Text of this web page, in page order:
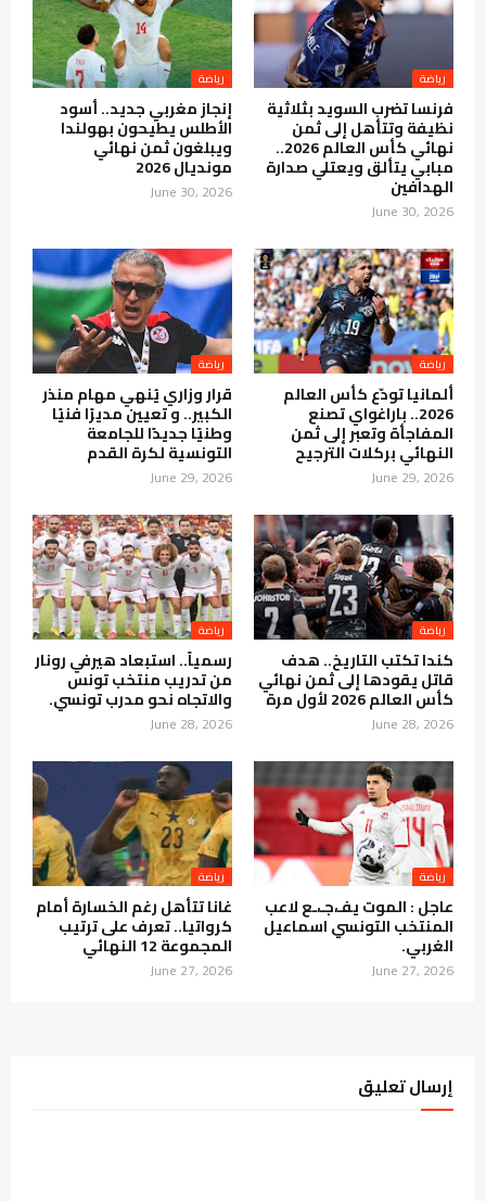
رياضة
فرنسا تضرب السويد بثلاثية
نظيفة وتتأهل إلى ثمن
نهائي كأس العالم 2026..
مبابي يتألق ويعتلي صدارة
الهدافين
June 30, 2026
رياضة
إنجاز مغربي جديد.. أسود
الأطلس يطيحون بهولندا
ويبلغون ثمن نهائي
مونديال 2026
June 30, 2026
رياضة
ألمانيا تودّع كأس العالم
2026.. باراغواي تصنع
المفاجأة وتعبر إلى ثمن
النهائي بركلات الترجيح
June 29, 2026
رياضة
قرار وزاري يُنهي مهام منذر
الكبير.. و تعيين مديرًا فنيًا
وطنيًا جديدًا للجامعة
التونسية لكرة القدم
June 29, 2026
رياضة
كندا تكتب التاريخ.. هدف
قاتل يقودها إلى ثمن نهائي
كأس العالم 2026 لأول مرة
June 28, 2026
رياضة
رسمياً.. استبعاد هيرفي رونار
من تدريب منتخب تونس
والاتجاه نحو مدرب تونسي.
June 28, 2026
رياضة
عاجل : الموت يفـ،جـ،ـع لاعب
المنتخب التونسي اسماعيل
الغربي.
June 27, 2026
رياضة
غانا تتأهل رغم الخسارة أمام
كرواتيا.. تعرف على ترتيب
المجموعة 12 النهائي
June 27, 2026
إرسال تعليق